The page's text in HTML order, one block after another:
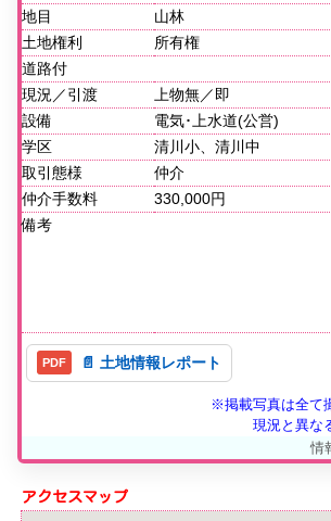
地目
山林
土地権利
所有権
道路付
現況／引渡
上物無／即
設備
電気･上水道(公営)
学区
清川小、清川中
取引態様
仲介
仲介手数料
330,000円
備考
📄 土地情報レポート
※掲載写真は全て
現況と異な
情
アクセスマップ